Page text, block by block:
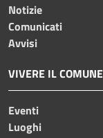
Notizie
Comunicati
Avvisi
VIVERE IL COMUNE
Eventi
Luoghi